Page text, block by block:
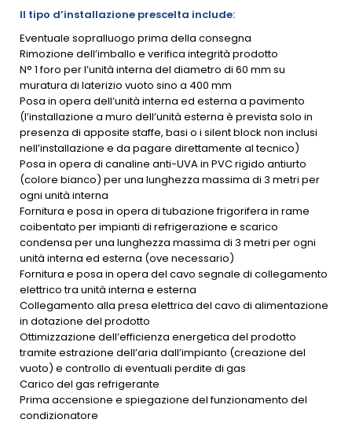
Il tipo d’installazione prescelta include:
Eventuale sopralluogo prima della consegna
Rimozione dell’imballo e verifica integrità prodotto
N° 1 foro per l’unità interna del diametro di 60 mm su
muratura di laterizio vuoto sino a 400 mm
Posa in opera dell’unità interna ed esterna a pavimento
(l’installazione a muro dell’unità esterna è prevista solo in
presenza di apposite staffe, basi o i silent block non inclusi
nell’installazione e da pagare direttamente al tecnico)
Posa in opera di canaline anti-UVA in PVC rigido antiurto
(colore bianco) per una lunghezza massima di 3 metri per
ogni unità interna
Fornitura e posa in opera di tubazione frigorifera in rame
coibentato per impianti di refrigerazione e scarico
condensa per una lunghezza massima di 3 metri per ogni
unità interna ed esterna (ove necessario)
Fornitura e posa in opera del cavo segnale di collegamento
elettrico tra unità interna e esterna
Collegamento alla presa elettrica del cavo di alimentazione
in dotazione del prodotto
Ottimizzazione dell’efficienza energetica del prodotto
tramite estrazione dell’aria dall’impianto (creazione del
vuoto) e controllo di eventuali perdite di gas
Carico del gas refrigerante
Prima accensione e spiegazione del funzionamento del
condizionatore